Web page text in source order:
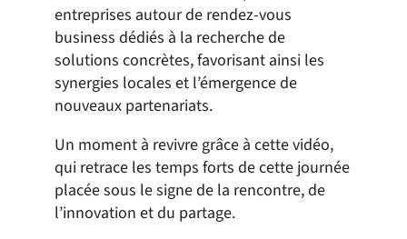
entreprises autour de rendez-vous
business dédiés à la recherche de
solutions concrètes, favorisant ainsi les
synergies locales et l’émergence de
nouveaux partenariats.
Un moment à revivre grâce à cette vidéo,
qui retrace les temps forts de cette journée
placée sous le signe de la rencontre, de
l’innovation et du partage.